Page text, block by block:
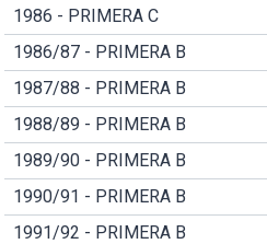
1986 - PRIMERA C
1986/87 - PRIMERA B
1987/88 - PRIMERA B
1988/89 - PRIMERA B
1989/90 - PRIMERA B
1990/91 - PRIMERA B
1991/92 - PRIMERA B